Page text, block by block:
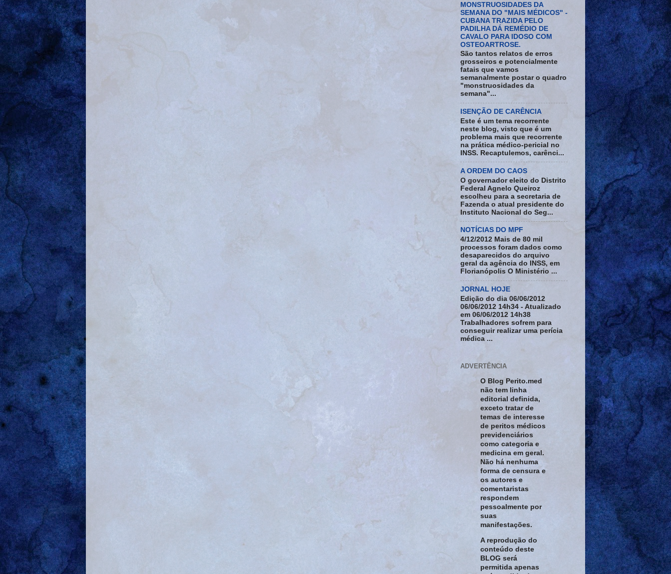
MONSTRUOSIDADES DA
SEMANA DO "MAIS MÉDICOS" -
CUBANA TRAZIDA PELO
PADILHA DÁ REMÉDIO DE
CAVALO PARA IDOSO COM
OSTEOARTROSE.
São tantos relatos de erros
grosseiros e potencialmente
fatais que vamos
semanalmente postar o quadro
"monstruosidades da
semana"...
ISENÇÃO DE CARÊNCIA
Este é um tema recorrente
neste blog, visto que é um
problema mais que recorrente
na prática médico-pericial no
INSS. Recaptulemos, carênci...
A ORDEM DO CAOS
O governador eleito do Distrito
Federal Agnelo Queiroz
escolheu para a secretaria de
Fazenda o atual presidente do
Instituto Nacional do Seg...
NOTÍCIAS DO MPF
4/12/2012 Mais de 80 mil
processos foram dados como
desaparecidos do arquivo
geral da agência do INSS, em
Florianópolis O Ministério ...
JORNAL HOJE
Edição do dia 06/06/2012
06/06/2012 14h34 - Atualizado
em 06/06/2012 14h38
Trabalhadores sofrem para
conseguir realizar uma perícia
médica ...
ADVERTÊNCIA
O Blog Perito.med
não tem linha
editorial definida,
exceto tratar de
temas de interesse
de peritos médicos
previdenciários
como categoria e
medicina em geral.
Não há nenhuma
forma de censura e
os autores e
comentaristas
respondem
pessoalmente por
suas
manifestações.
A reprodução do
conteúdo deste
BLOG será
permitida apenas